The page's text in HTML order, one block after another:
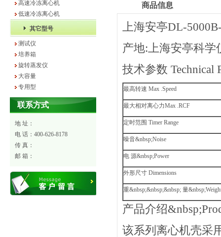
高速冷冻离心机
低速冷冻离心机
其它型号
测试仪
培养箱
旋转蒸发仪
大容量
专用型
联系方式
地 址：
电 话：400-626-8178
传 真：
邮 箱：
商品信息
上海安亭DL-
产地:上海安亭科学
技术参数 Technical
最高转速 Max .Speed
最大相对离心力Max .RCF
定时范围 Timer Range
噪音&nbsp;Noise
电 源&nbsp;Power
外形尺寸 Dimensions
重&nbsp;&nbsp;&nbsp; 量
产品介绍
该系列离心机壳采